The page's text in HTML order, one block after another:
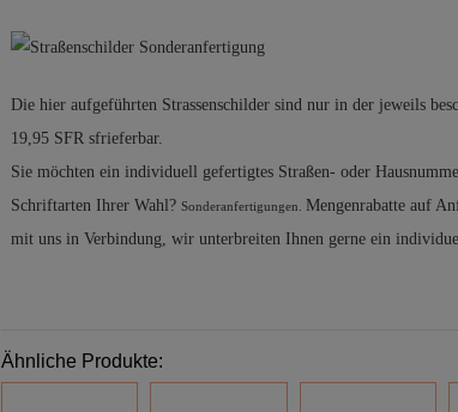
Die hier aufgeführten Strassenschilder sind nur in der jeweils
19,95 SFR sfrieferbar.
Sie möchten ein individuell gefertigtes Straßen- oder
Schriftarten Ihrer Wahl? Sonderanfertigungen. Mengenrabatte auf
mit uns in Verbindung, wir unterbreiten Ihnen gerne ein
Ähnliche Produkte: